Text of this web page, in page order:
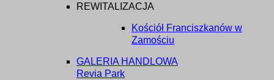
REWITALIZACJA
Kościół Franciszkanów w
Zamościu
GALERIA HANDLOWA
Revia Park